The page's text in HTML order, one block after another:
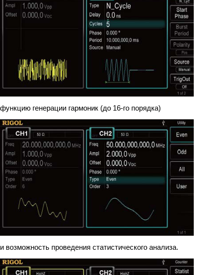
функцию генерации гармоник (до 16-го порядка)
и возможность проведения статистического анализа.